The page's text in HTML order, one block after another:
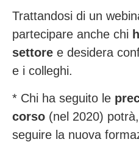
Trattandosi di un
partecipare anche chi
settore e desidera
e i colleghi.
* Chi ha seguito le
corso (nel 2020)
seguire la nuova